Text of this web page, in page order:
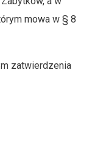
mowa w § 8
zatwierdzenia